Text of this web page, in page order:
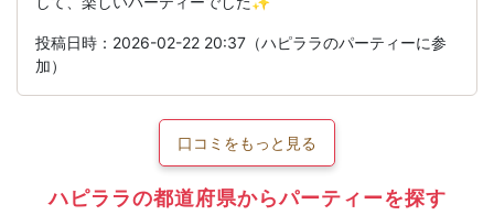
投稿日時：2026-02-22 20:37（ハピララのパーティーに参
加）
口コミをもっと見る
ハピララの都道府県からパーティーを探す